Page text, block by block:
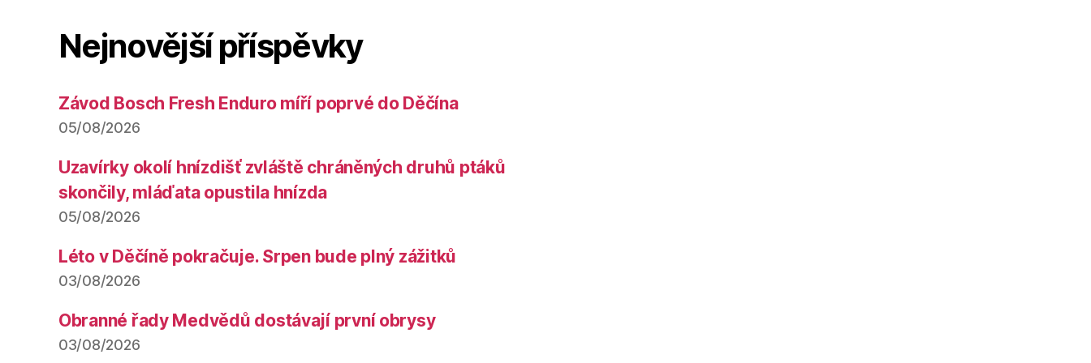
Nejnovější příspěvky
Závod Bosch Fresh Enduro míří poprvé do Děčína
05/08/2026
Uzavírky okolí hnízdišť zvláště chráněných druhů ptáků
skončily, mláďata opustila hnízda
05/08/2026
Léto v Děčíně pokračuje. Srpen bude plný zážitků
03/08/2026
Obranné řady Medvědů dostávají první obrysy
03/08/2026